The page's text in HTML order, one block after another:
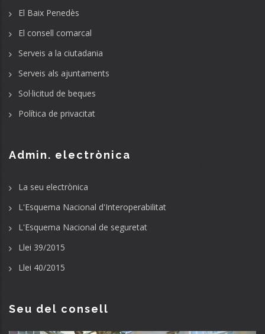
El Baix Penedès
El consell comarcal
Serveis a la ciutadania
Serveis als ajuntaments
Sol·licitud de beques
Política de privacitat
Admin. electrònica
La seu electrònica
L'Esquema Nacional d'Interoperabilitat
L'Esquema Nacional de seguretat
Llei 39/2015
Llei 40/2015
Seu del consell